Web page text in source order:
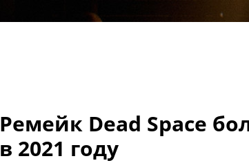
Ремейк Dead Space
в 2021 году